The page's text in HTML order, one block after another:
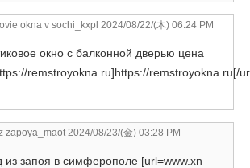
okna v sochi_kxpl 2024/08/22/(木) 06:24 PM
окно с балконной дверью цена
remstroyokna.ru]https://remstroyokna.ru[/
zapoya_maot 2024/08/23/(金) 03:28 PM
из запоя в симферополе [url=www.xn——